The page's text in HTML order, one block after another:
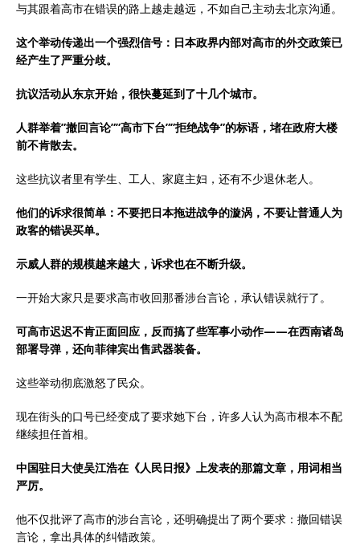
与其跟着高市在错误的路上越走越远，不如自己主动去北京沟通。
这个举动传递出一个强烈信号：日本政界内部对高市的外交政策已
经产生了严重分歧。
抗议活动从东京开始，很快蔓延到了十几个城市。
人群举着”撤回言论””高市下台””拒绝战争”的标语，堵在政府大楼
前不肯散去。
这些抗议者里有学生、工人、家庭主妇，还有不少退休老人。
他们的诉求很简单：不要把日本拖进战争的漩涡，不要让普通人为
政客的错误买单。
示威人群的规模越来越大，诉求也在不断升级。
一开始大家只是要求高市收回那番涉台言论，承认错误就行了。
可高市迟迟不肯正面回应，反而搞了些军事小动作——在西南诸岛
部署导弹，还向菲律宾出售武器装备。
这些举动彻底激怒了民众。
现在街头的口号已经变成了要求她下台，许多人认为高市根本不配
继续担任首相。
中国驻日大使吴江浩在《人民日报》上发表的那篇文章，用词相当
严厉。
他不仅批评了高市的涉台言论，还明确提出了两个要求：撤回错误
言论，拿出具体的纠错政策。